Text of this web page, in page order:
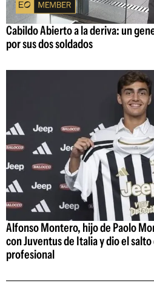
Cabildo Abierto a la deriva: un
por sus dos soldados
Alfonso Montero, hijo de Paolo
con Juventus de Italia y dio el
profesional